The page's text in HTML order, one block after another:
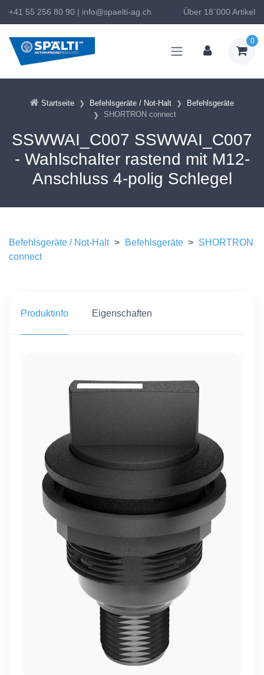
+41 55 256 80 90 | info@spaelti-ag.ch Über 18`000 Artikel
0
Startseite Befehlsgeräte / Not-Halt
Befehlsgeräte
SHORTRON connect
SSWWAI_C007 SSWWAI_C007
- Wahlschalter rastend mit M12-
Anschluss 4-polig Schlegel
Befehlsgeräte / Not-Halt > Befehlsgeräte > SHORTRON
connect
Produktinfo Eigenschaften